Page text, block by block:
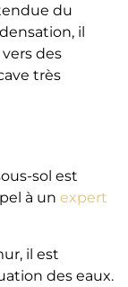
du
il
des
très
sol est
à un expert
il est
des eaux.